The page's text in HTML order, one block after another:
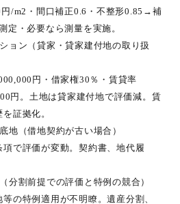
/m2・間口補正0.6・不整形0.85→補
定・必要なら測量を実施。
ョン（貸家・貸家建付地の取り扱
円・借家権30％・賃貸率
円。土地は貸家建付地で評価減。賃
証拠化。
地（借地契約が古い場合）
で評価が変動。契約書、地代履
分割前提での評価と特例の競合）
の特例適用が不明瞭。遺産分割、